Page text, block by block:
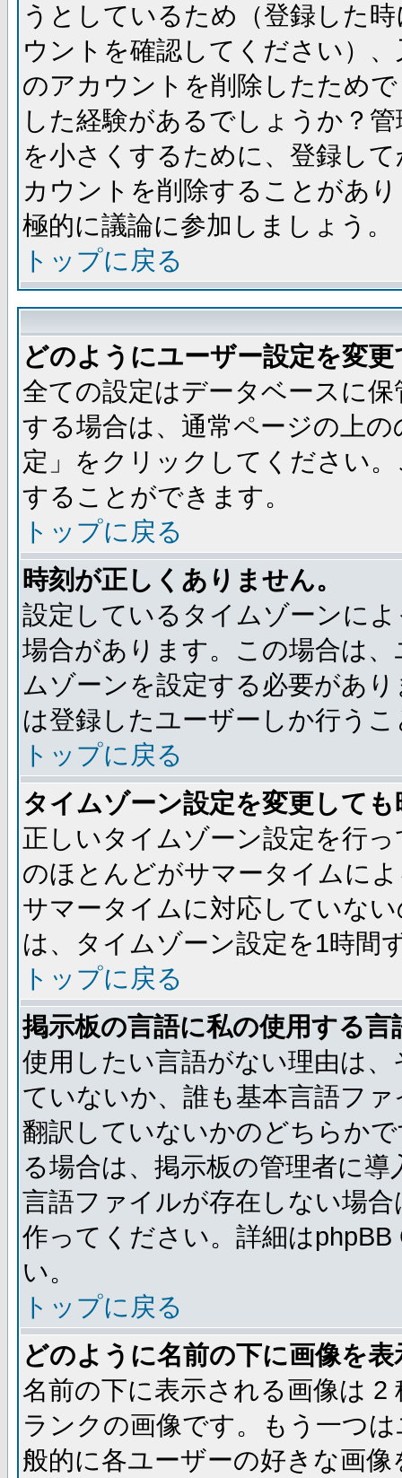
うとしているため（登録した
ウントを確認してください）
のアカウントを削除したため
した経験があるでしょうか？
を小さくするために、登録し
カウントを削除することがあ
極的に議論に参加しましょう。
トップに戻る
どのようにユーザー設定を変
全ての設定はデータベースに
する場合は、通常ページの上
定」をクリックしてください
することができます。
トップに戻る
時刻が正しくありません。
設定しているタイムゾーンに
場合があります。この場合は
ムゾーンを設定する必要があ
は登録したユーザーしか行う
トップに戻る
タイムゾーン設定を変更して
正しいタイムゾーン設定を行
のほとんどがサマータイムに
サマータイムに対応していな
は、タイムゾーン設定を1時間
トップに戻る
掲示板の言語に私の使用する
使用したい言語がない理由は
ていないか、誰も基本言語フ
翻訳していないかのどちらか
る場合は、掲示板の管理者に
言語ファイルが存在しない場
作ってください。詳細は
い。
トップに戻る
どのように名前の下に画像を
名前の下に表示される画像は
ランクの画像です。もう一つ
般的に各ユーザーの好きな画